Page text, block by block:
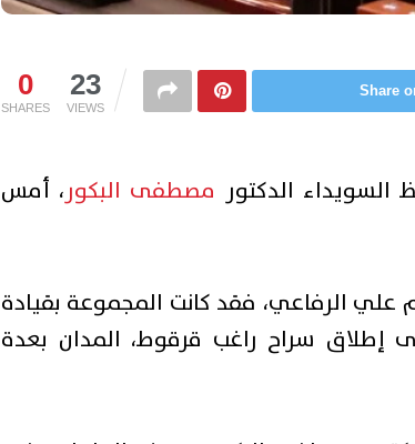
0
SHARES
23
VIEWS
Share
الدكتور مصطفى البكور، أمس
علي الرفاعي، فقد كانت المجموعة بقيادة
سراح راغب قرقوط، المدان بعدة